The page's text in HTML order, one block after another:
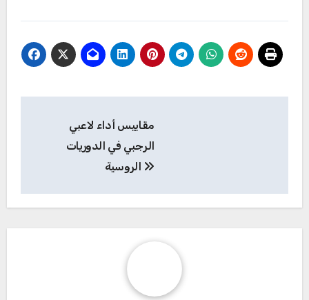
navigation
مقاييس أداء لاعبي
الرجبي في الدوريات